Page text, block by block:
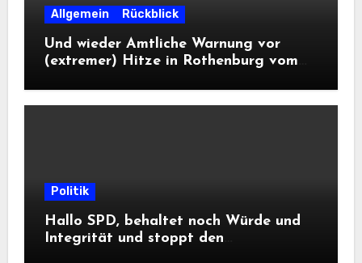
Allgemein Rückblick
Und wieder Amtliche Warnung vor
(extremer) Hitze in Rothenburg vom
Politik
Hallo SPD, behaltet noch Würde und
Integrität und stoppt den